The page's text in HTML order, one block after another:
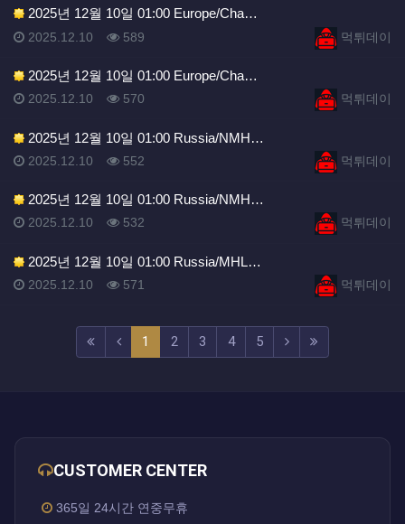
2025년 12월 10일 01:00 Europe/Cha…
등록자먹튀데이
등록일
2025.12.10 조회
589
2025년 12월 10일 01:00 Europe/Cha…
등록자먹튀데이
등록일
2025.12.10 조회
570
2025년 12월 10일 01:00 Russia/NMH…
등록자먹튀데이
등록일
2025.12.10 조회
552
2025년 12월 10일 01:00 Russia/NMH…
등록자먹튀데이
등록일
2025.12.10 조회
532
2025년 12월 10일 01:00 Russia/MHL…
등록자먹튀데이
등록일
2025.12.10 조회
571
1 (current)
2 3 4 5 (next)
CUSTOMER CENTER
365일 24시간 연중무휴